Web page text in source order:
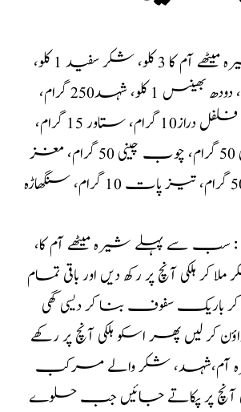
: شیرہ میٹھے آم کا 3 کلو، شکر سفید 1 کلو،
گھی دیسی 500 گرام، دودھ بھینس 1 کلو، شہد250 گرام،
زنجیل 12 گرام، فلفل دراز10 گرام، ستاور 15 گرام،
ثعلب مصری 50 گرام، چوب چینی 50 گرام، مغز
تخم خربوزہ 50 گرام، تیز پات 10 گرام، سنگھاڑہ
: سب سے پہلے شیرہ میٹھے آم کا،
کر ہلکی آنچ پر رکھ دیں اور باقی تمام
باریک سفوف بنا کر دیسی گھی
کر لیں پھر اسکو ہلکی آنچ پر رکھے
آم،شہد، شکر والے مرکب
آنچ پر پکاتے جائیں جب حلوے